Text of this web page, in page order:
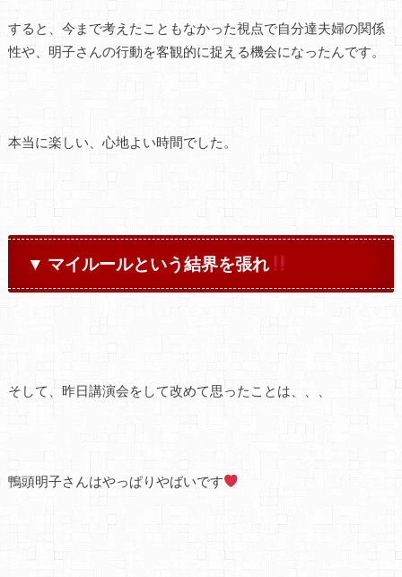
すると、今まで考えたこともなかった視点で自分達夫婦の関係
性や、明子さんの行動を客観的に捉える機会になったんです。
本当に楽しい、心地よい時間でした。
▼ マイルールという結界を張れ
そして、昨日講演会をして改めて思ったことは、、、
鴨頭明子さんはやっぱりやばいです